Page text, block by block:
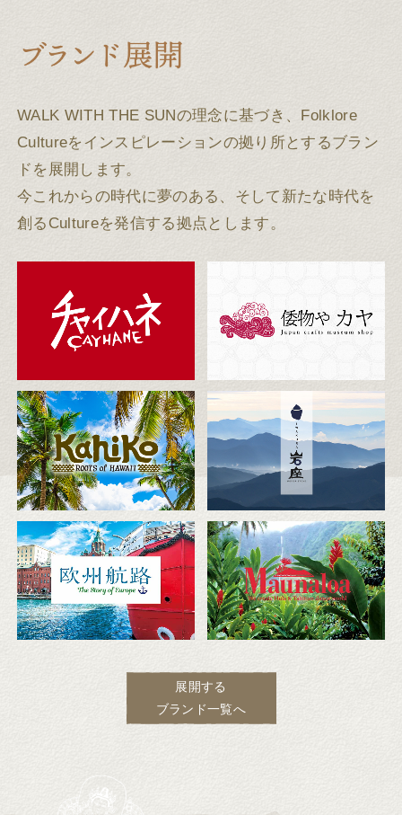
WALK WITH THE SUNの理念に基づき、Folklore
Cultureをインスピレーションの拠り所とするブラン
ドを展開します。
今これからの時代に夢のある、そして新たな時代を
創るCultureを発信する拠点とします。
展開する
ブランド一覧へ